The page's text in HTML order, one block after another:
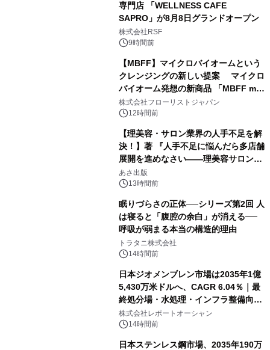
専門店 「WELLNESS CAFE
SAPRO」が8月8日グランドオープン
株式会社RSF
9時間前
【MBFF】マイクロバイオームという
クレンジングの新しい提案 マイクロ
バイオーム発想の新商品 「MBFF mb
クレンジングPRO」を2026年8月6日
発売
株式会社フローリストジャパン
12時間前
【理美容・サロン業界の人手不足を解
決！】著 『人手不足に悩んだら多店舗
展開を進めなさい――理美容サロン
「多店舗展開」の教科書』2026年8月
24日（月）発売
あさ出版
13時間前
眠りづらさの正体──シリーズ第2回 人
は寝ると「腹腔の余白」が消える──
呼吸が弱まる本当の構造的理由
トラタニ株式会社
14時間前
日本ジオメンブレン市場は2035年1億
5,430万米ドルへ、CAGR 6.04％｜最
終処分場・水処理・インフラ整備向け
需要拡大
株式会社レポートオーシャン
14時間前
日本ステンレス鋼市場、2035年190万